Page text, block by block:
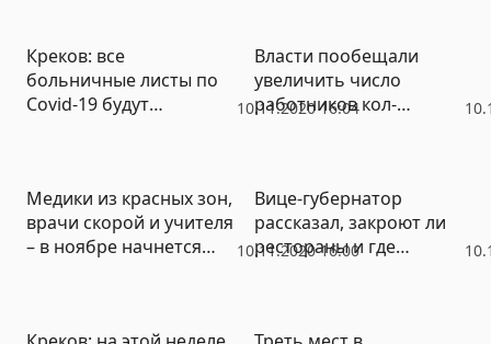
коронавирус
10.11.2020 16:04
Креков: все
больничные листы по
Covid-19 будут
Власти пообещали
увеличить число
работников кол-
10.11.2020 16:00
Медики из красных зон,
врачи скорой и учителя
– в ноябре начнется
Вице-губернатор
рассказал, закроют ли
рестораны и где